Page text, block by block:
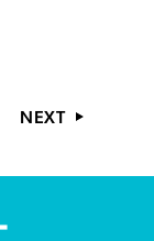
NEXT